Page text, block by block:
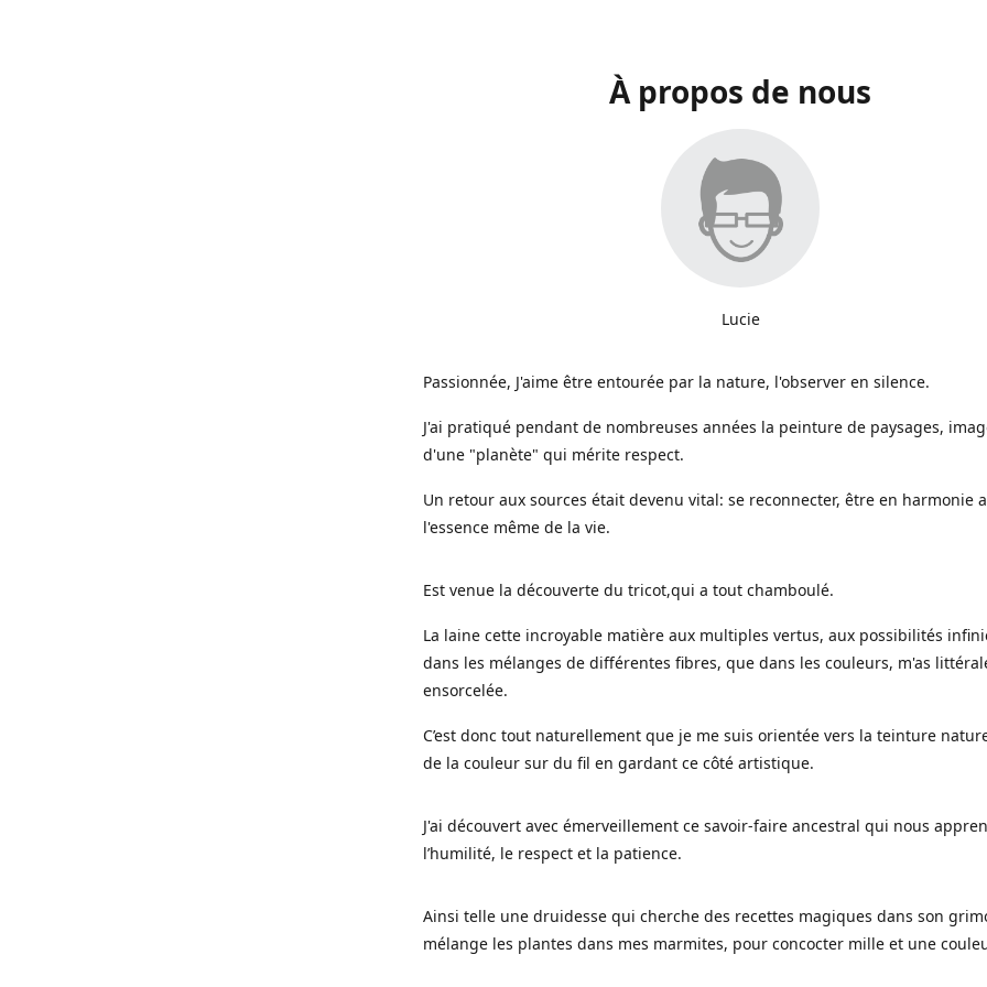
À propos de nous
Lucie
Passionnée, J'aime être entourée par la nature, l'observer en silence.
J'ai pratiqué pendant de nombreuses années la peinture de paysages,
d'une "planète" qui mérite respect.
Un retour aux sources était devenu vital: se reconnecter, être en harmonie
l'essence même de la vie.
Est venue la découverte du tricot,qui a tout chamboulé.
La laine cette incroyable matière aux multiples vertus, aux possibilités
dans les mélanges de différentes fibres, que dans les couleurs, m'as
ensorcelée.
C’est donc tout naturellement que je me suis orientée vers la teinture
de la couleur sur du fil en gardant ce côté artistique.
J'ai découvert avec émerveillement ce savoir-faire ancestral qui nous
l’humilité, le respect et la patience.
Ainsi telle une druidesse qui cherche des recettes magiques dans son
mélange les plantes dans mes marmites, pour concocter mille et une